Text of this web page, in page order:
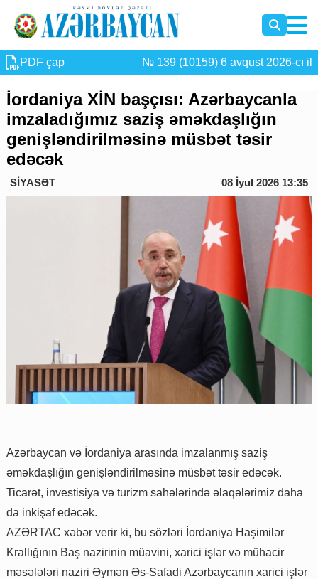
PDF çap № 139 (10159) 6 avqust 2026-cı il
İordaniya XİN başçısı: Azərbaycanla
imzaladığımız saziş əməkdaşlığın
genişləndirilməsinə müsbət təsir
edəcək
SİYASƏT 08 İyul 2026 13:35
Azərbaycan və İordaniya arasında imzalanmış saziş
əməkdaşlığın genişləndirilməsinə müsbət təsir edəcək.
Ticarət, investisiya və turizm sahələrində əlaqələrimiz daha
da inkişaf edəcək.
AZƏRTAC xəbər verir ki, bu sözləri İordaniya Haşimilər
Krallığının Baş nazirinin müavini, xarici işlər və mühacir
məsələləri naziri Əymən Əs-Safadi Azərbaycanın xarici işlər